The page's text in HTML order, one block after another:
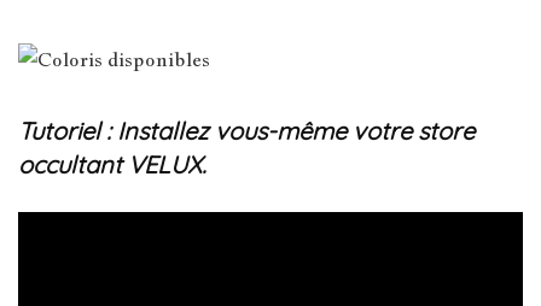
Tutoriel : Installez vous-même votre store
occultant VELUX.